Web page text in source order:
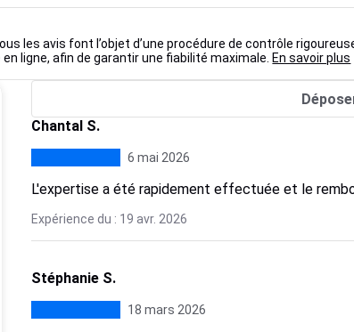
les avis font l’objet d’une procédure de contrôle
ligne, afin de garantir une fiabilité maximale. En savoir plus
Chantal S.
6 mai 2026
L'expertise a été rapidement effectuée et le
Expérience du : 19 avr. 2026
Stéphanie S.
18 mars 2026